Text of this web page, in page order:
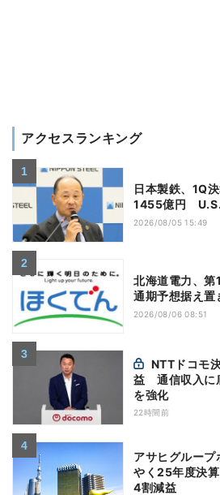
アクセスランキング
日本製鉄、1Q
1455億円 U.S.
2026/08/05 15:49
北海道電力、
通期予想据え置
2026/08/06 08:51
益 通信収入に
を強化
22時間前
アサヒグループ
やく25年度決
4割減益